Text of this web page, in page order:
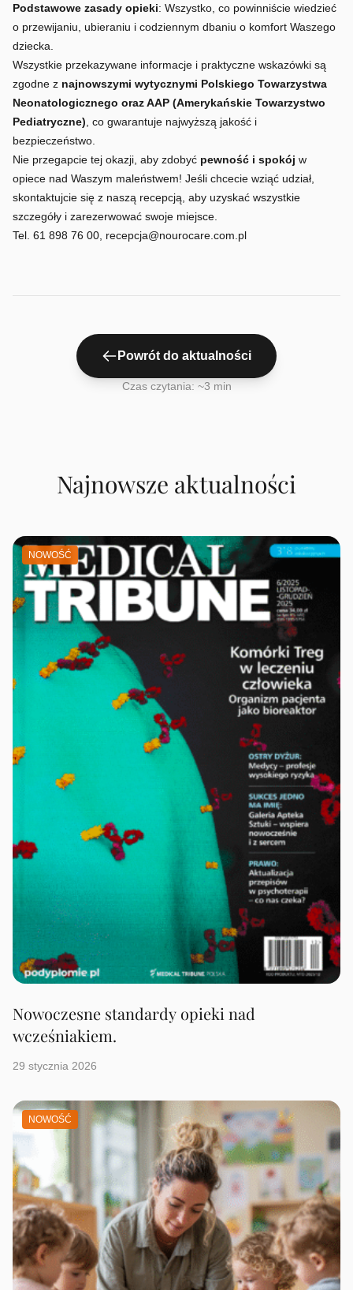
Podstawowe zasady opieki: Wszystko, co powinniście wiedzieć
o przewijaniu, ubieraniu i codziennym dbaniu o komfort Waszego
dziecka.
Wszystkie przekazywane informacje i praktyczne wskazówki są
zgodne z najnowszymi wytycznymi Polskiego Towarzystwa
Neonatologicznego oraz AAP (Amerykańskie Towarzystwo
Pediatryczne) , co gwarantuje najwyższą jakość i
bezpieczeństwo.
Nie przegapcie tej okazji, aby zdobyć pewność i spokój w
opiece nad Waszym maleństwem! Jeśli chcecie wziąć udział,
skontaktujcie się z naszą recepcją, aby uzyskać wszystkie
szczegóły i zarezerwować swoje miejsce.
Tel. 61 898 76 00, recepcja@nourocare.com.pl
Powrót do aktualności
Czas czytania: ~3 min
Najnowsze aktualności
NOWOŚĆ
Nowoczesne standardy opieki nad
wcześniakiem.
29 stycznia 2026
NOWOŚĆ